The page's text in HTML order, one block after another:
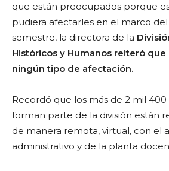
que están preocupados porque
pudiera afectarles en el marco
semestre, la directora de la
Históricos y Humanos reiteró
ningún tipo de afectación.
Recordó que los más de 2 mil
forman parte de la división están
de manera remota, virtual, con el
administrativo y de la planta